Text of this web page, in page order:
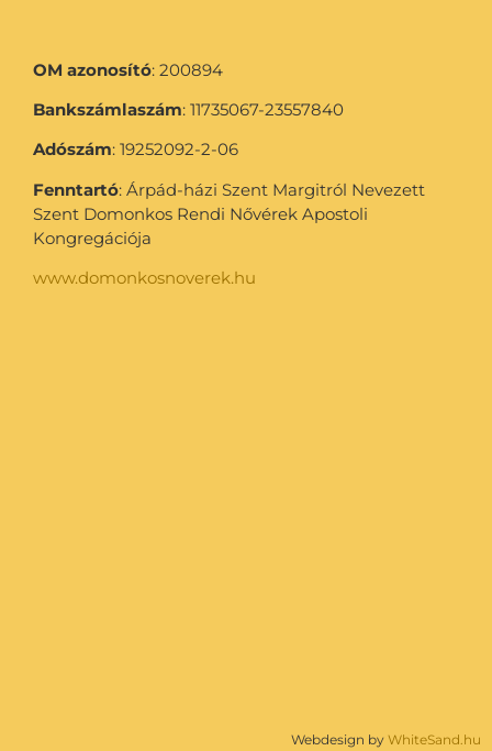
OM azonosító: 200894
Bankszámlaszám: 11735067-23557840
Adószám: 19252092-2-06
Fenntartó: Árpád-házi Szent Margitról Nevezett
Szent Domonkos Rendi Nővérek Apostoli
Kongregációja
www.domonkosnoverek.hu
Webdesign by WhiteSand.hu